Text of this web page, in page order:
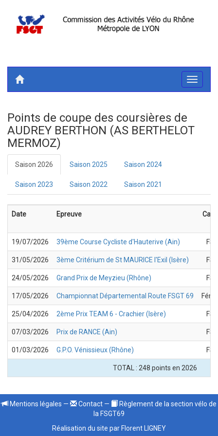
Toggle
Points de coupe des coursières de
AUDREY BERTHON (AS BERTHELOT
MERMOZ)
Saison 2026 Saison 2025 Saison 2024
Saison 2023 Saison 2022 Saison 2021
Date Epreuve
19/07/2026 39ème Course Cycliste d'Hauterive (Ain)
31/05/2026 3ème Critérium de St MAURICE l'Exil (Isère)
24/05/2026 Grand Prix de Meyzieu (Rhône)
17/05/2026 Championnat Départemental Route FSGT 69
25/04/2026 2ème Prix TEAM 6 - Crachier (Isère)
07/03/2026 Prix de RANCE (Ain)
01/03/2026 G.P.O. Vénissieux (Rhône)
TOTAL : 248 points en 2026
Mentions légales — Contact —
Règlement de la section vélo de
la FSGT69
Réalisation du site par Florent LIGNEY